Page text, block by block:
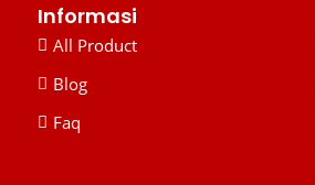
Informasi
All Product
Blog
Faq